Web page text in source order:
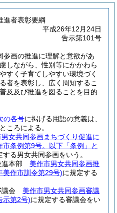
進者表彰要綱
平成26年12月24日
告示第101号
参画の推進に理解と意欲があ
しながら、性別等にかかわら
すく子育てしやすい環境づく
者を表彰し、広く周知するこ
及及び推進を図ることを目的
の各号に掲げる用語の意義は、
ころによる。
男女共同参画まちづくり促進に
市条例第9号。以下「条例」と
する男女共同参画をいう。
進本部 美作市男女共同参画推
美作市訓令第29号)に規定する
議会 美作市男女共同参画審議
示第2号)に規定する審議会をい